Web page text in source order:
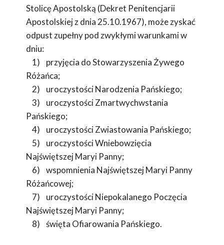
Stolicę Apostolską (Dekret Penitencjarii
Apostolskiej z dnia 25.10.1967), może zyskać
odpust zupełny pod zwykłymi warunkami w
dniu:
1) przyjęcia do Stowarzyszenia Żywego
Różańca;
2) uroczystości Narodzenia Pańskiego;
3) uroczystości Zmartwychwstania
Pańskiego;
4) uroczystości Zwiastowania Pańskiego;
5) uroczystości Wniebowzięcia
Najświętszej Maryi Panny;
6) wspomnienia Najświętszej Maryi Panny
Różańcowej;
7) uroczystości Niepokalanego Poczęcia
Najświętszej Maryi Panny;
8) święta Ofiarowania Pańskiego.